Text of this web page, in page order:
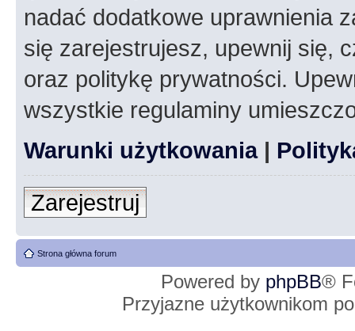
nadać dodatkowe uprawnienia
się zarejestrujesz, upewnij się,
oraz politykę prywatności.
wszystkie regulaminy
Warunki użytkowania|
Zarejestruj
Strona główna forum
Powered by phpBB®
Przyjazne użytkownikom